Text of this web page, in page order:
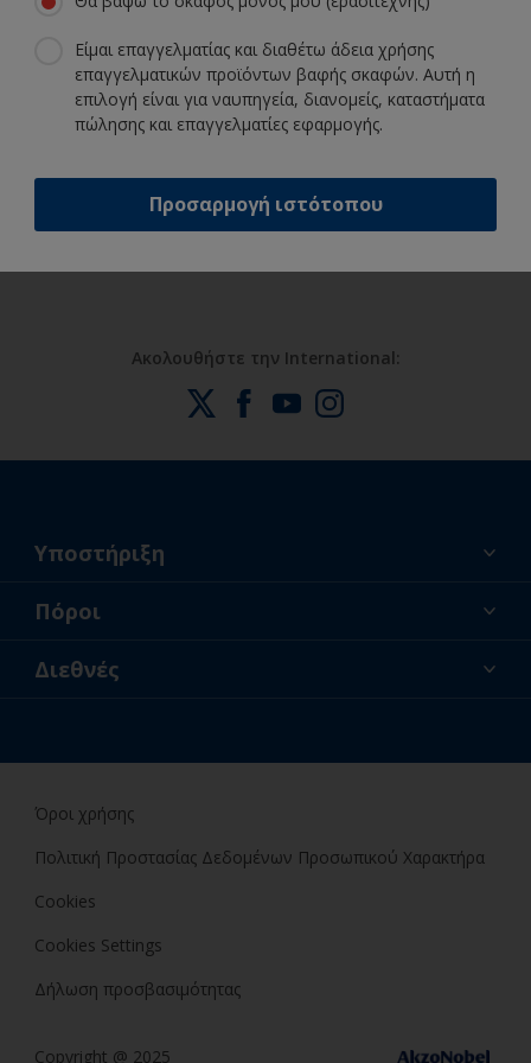
Είμαι επαγγελματίας και διαθέτω άδεια χρήσης
επαγγελματικών προϊόντων βαφής σκαφών. Αυτή η
επιλογή είναι για ναυπηγεία, διανομείς, καταστήματα
πώλησης και επαγγελματίες εφαρμογής.
Προσαρμογή ιστότοπου
για να βάψετε ξένοιαστοι
καινοτομία και επιστημονική
εμπειρία
Ακολουθήστε την International:
Υποστήριξη
Σχετικά με εμάς
Πόροι
Ειδήσεις
Διεθνές
Όροι χρήσης
Πολιτική Προστασίας Δεδομένων Προσωπικού Χαρακτήρα
Cookies
Cookies Settings
Δήλωση προσβασιμότητας
Copyright @ 2025